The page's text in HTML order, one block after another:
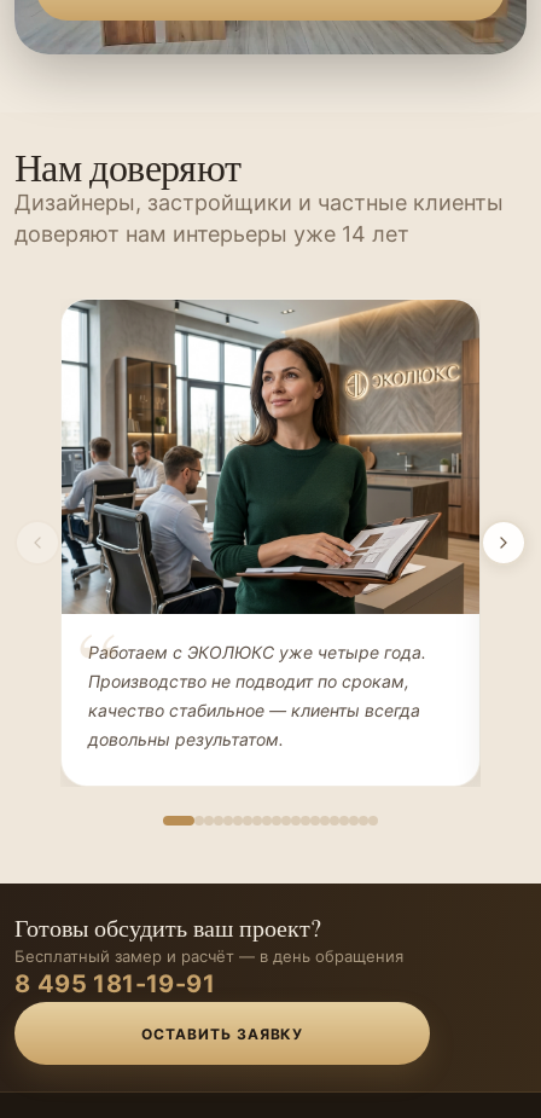
Нам доверяют
Дизайнеры, застройщики и частные клиенты
доверяют нам интерьеры уже 14 лет
Елена Соколова
ДИЗАЙНЕР ИНТЕРЬЕРОВ
Работаем с ЭКОЛЮКС уже четыре года.
Производство не подводит по срокам,
качество стабильное — клиенты всегда
довольны результатом.
Готовы обсудить ваш проект?
Бесплатный замер и расчёт — в день обращения
8 495 181-19-91
ОСТАВИТЬ ЗАЯВКУ